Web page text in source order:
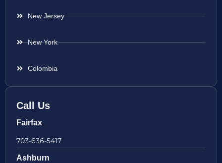
New Jersey
New York
Colombia
Call Us
Fairfax
703-636-5417
Ashburn